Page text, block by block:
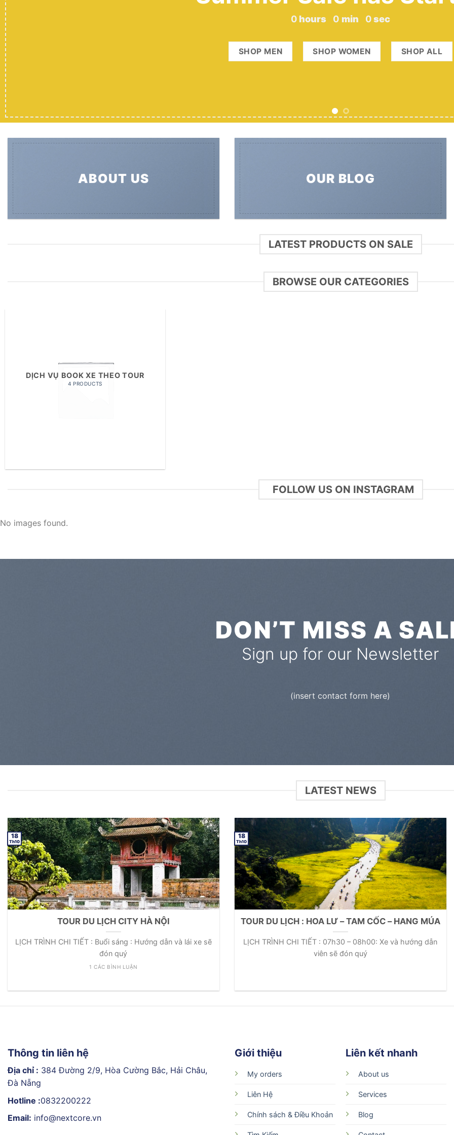
0 hours 0 min 0sec
SHOP MEN SHOP WOMEN SHOP ALL
ABOUT US OUR BLOG
LATEST PRODUCTS ON SALE
BROWSE OUR CATEGORIES
DỊCH VỤ BOOK XE THEO TOUR
4 PRODUCTS
FOLLOW US ON INSTAGRAM
No images found.
DON’T MISS A
Sign up for our Newsletter
(insert contact form here)
LATEST NEWS
TOUR DU LỊCH CITY HÀ NỘI
LỊCH TRÌNH CHI TIẾT : Buổi sáng : Hướng dẫn và lái xe sẽ
đón quý
1 CÁC BÌNH LUẬN
18
Th10
TOUR DU LỊCH : HOA LƯ – TAM CỐC – HANG MÚA
LỊCH TRÌNH CHI TIẾT : 07h30 – 08h00: Xe và hướng dẫn
viên sẽ đón quý
18
Th10
Thông tin liên hệ
Địa chỉ : 384 Đường 2/9, Hòa Cường Bắc, Hải Châu,
Đà Nẵng
Hotline :0832200222
Email: info@nextcore.vn
Giới thiệu
My orders
Liên Hệ
Chính sách & Điều Khoản
Liên kết nhanh
About us
Services
Blog